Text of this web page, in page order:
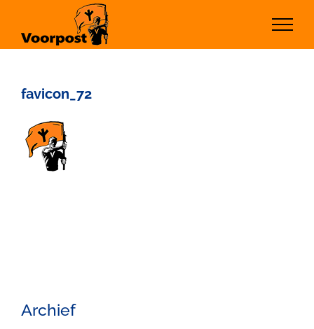
inhoud
favicon_72
Archief